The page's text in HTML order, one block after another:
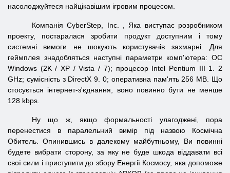
насолоджуйтеся найцікавішим ігровим процесом.
Компанія CyberStep, Inc. , Яка виступає розробником
проекту, постаралася зробити продукт доступним і тому
системні вимоги не шокують користувачів захмарні. Для
геймплея знадобляться наступні параметри комп'ютера: ОС
Windows (2K / XP / Vista / 7); процесор Intel Pentium III 1. 2
GHz; сумісність з DirectX 9. 0; оперативна пам'ять 256 MB. Що
стосується інтернет-з'єднання, воно повинно бути не менше
128 kbps.
Ну що ж, якщо формальності улагоджені, пора
перенестися в паралельний вимір під назвою Космічна
Обитель. Опинившись в далекому майбутньому, Ви повинні
будете вибрати сторону, за яку не буде шкода віддавати всі
свої сили і приступити до збору Енергії Космосу, яка допоможе